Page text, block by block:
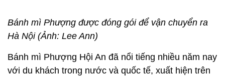
Bánh mì Phượng được đóng gói để vận chuyển ra
Hà Nội (Ảnh: Lee Ann)
Bánh mì Phượng Hội An đã nổi tiếng nhiều năm nay
với du khách trong nước và quốc tế, xuất hiện trên